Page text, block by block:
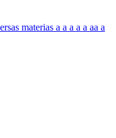
materias a a a a a aa a